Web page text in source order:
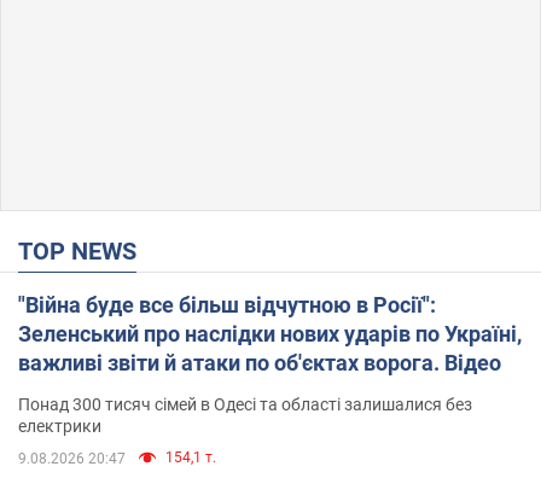
TOP NEWS
"Війна буде все більш відчутною в Росії":
Зеленський про наслідки нових ударів по Україні,
важливі звіти й атаки по об'єктах ворога. Відео
Понад 300 тисяч сімей в Одесі та області залишалися без
електрики
9.08.2026 20:47 154,1 т.